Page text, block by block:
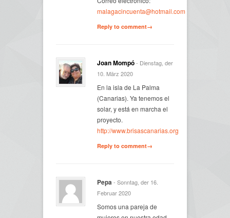
malagacincuenta@hotmail.com
Reply to comment→
Joan Mompó- Dienstag, der
10. März 2020
En la isla de La Palma
(Canarias). Ya tenemos el
solar, y está en marcha el
proyecto.
http://www.brisascanarias.org
Reply to comment→
Pepa- Sonntag, der 16.
Februar 2020
Somos una pareja de